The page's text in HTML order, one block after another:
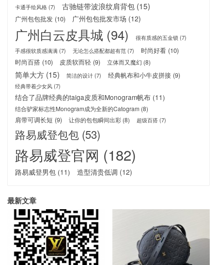
卡通手绘风格(7) 古驰链带波浪纹肩背包 (15)
广州包包批发 (10) 广州包包批发市场 (12)
广州白云皮具城 (94) 很有质感的五金锁 (7)
手感很软质感满满(7) 无论怎么搭配都超有范(7) 时尚好看 (10)
时尚百搭 (10) 皮质软而轻 (9) 立体而又魔幻 (8)
简单大方 (15) 简洁的设计(7) 经典帆布和小牛皮拼接 (9)
经典带着少女风(7)
结合了品牌经典的taiga皮质和Monogram帆布 (11)
结合驴家标志性Monogram成为全新的Catogram (8)
肩带可调长短 (9) 让你的包包瞬间出彩 (8) 超级百搭(7)
路易威登包包 (53)
路易威登官网 (182)
路易威登男包 (11) 造型清贵低调 (12)
最新文章